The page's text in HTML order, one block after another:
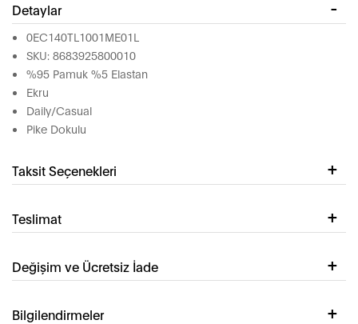
Detaylar
0EC140TL1001ME01L
SKU: 8683925800010
%95 Pamuk %5 Elastan
Ekru
Daily/Casual
Pike Dokulu
Taksit Seçenekleri
Teslimat
Değişim ve Ücretsiz İade
Bilgilendirmeler